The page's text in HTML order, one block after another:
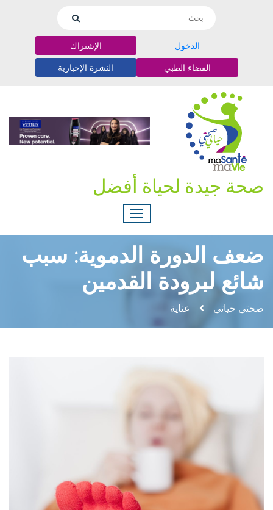
الدخول الإشتراك
الفضاء الطبي النشرة الإخبارية
صحة جيدة لحياة أفضل
ضعف الدورة الدموية: سبب
شائع لبرودة القدمين
صحتي حياتي عناية